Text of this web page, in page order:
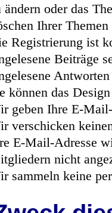
ändern oder das
Ihrer
Registrierung ist
Beiträge
können das
geben Ihre E-
verschicken
E-Mail-Adresse
nicht
sammeln keine